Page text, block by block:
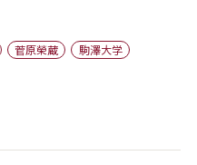
菅原榮蔵
駒澤大学